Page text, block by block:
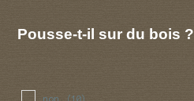
Pousse-t-il sur du bois ?
non (10)